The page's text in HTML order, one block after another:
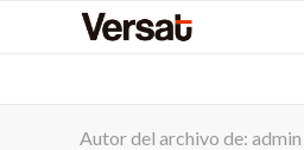
Autor del archivo de: admin